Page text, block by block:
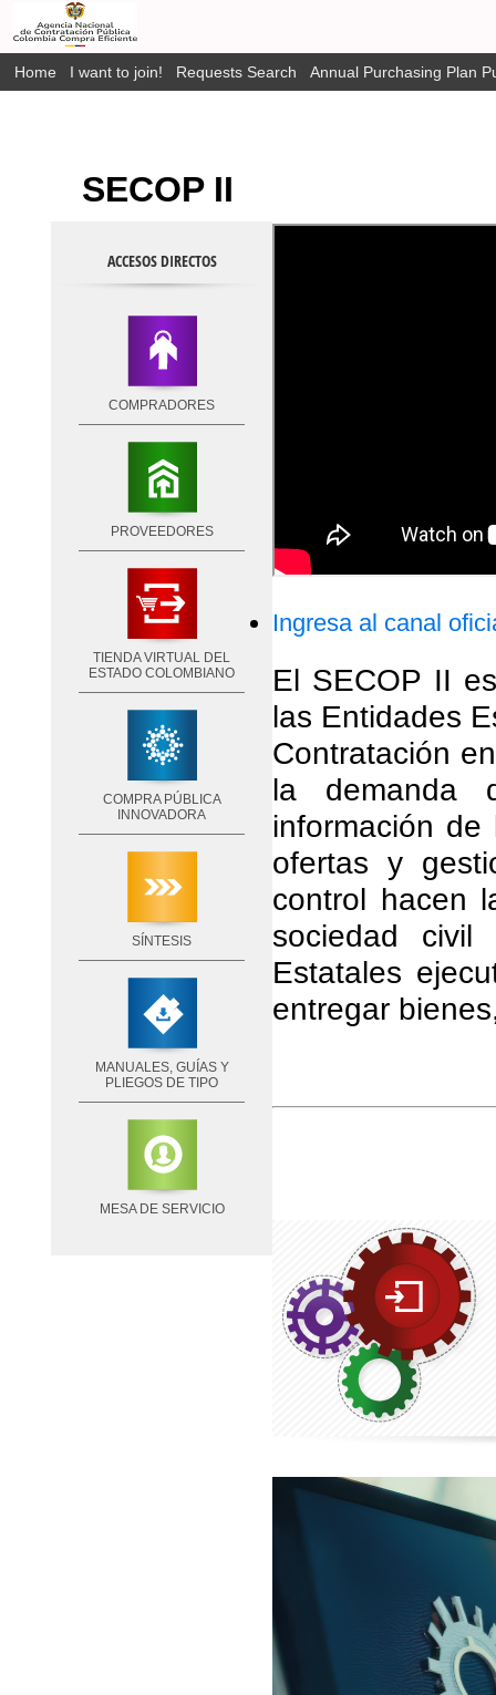
Home I want to join! Requests Search Annual Purchasing Plan
SECOP II
ACCESOS DIRECTOS
COMPRADORES
PROVEEDORES
TIENDA VIRTUAL DEL
ESTADO COLOMBIANO
COMPRA PÚBLICA
INNOVADORA
SÍNTESIS
MANUALES, GUÍAS Y
PLIEGOS DE TIPO
MESA DE SERVICIO
Ingresa al canal
El SECOP II
las Entidades
Contratación
la demanda
información de
ofertas y
control hacen
sociedad
Estatales
entregar